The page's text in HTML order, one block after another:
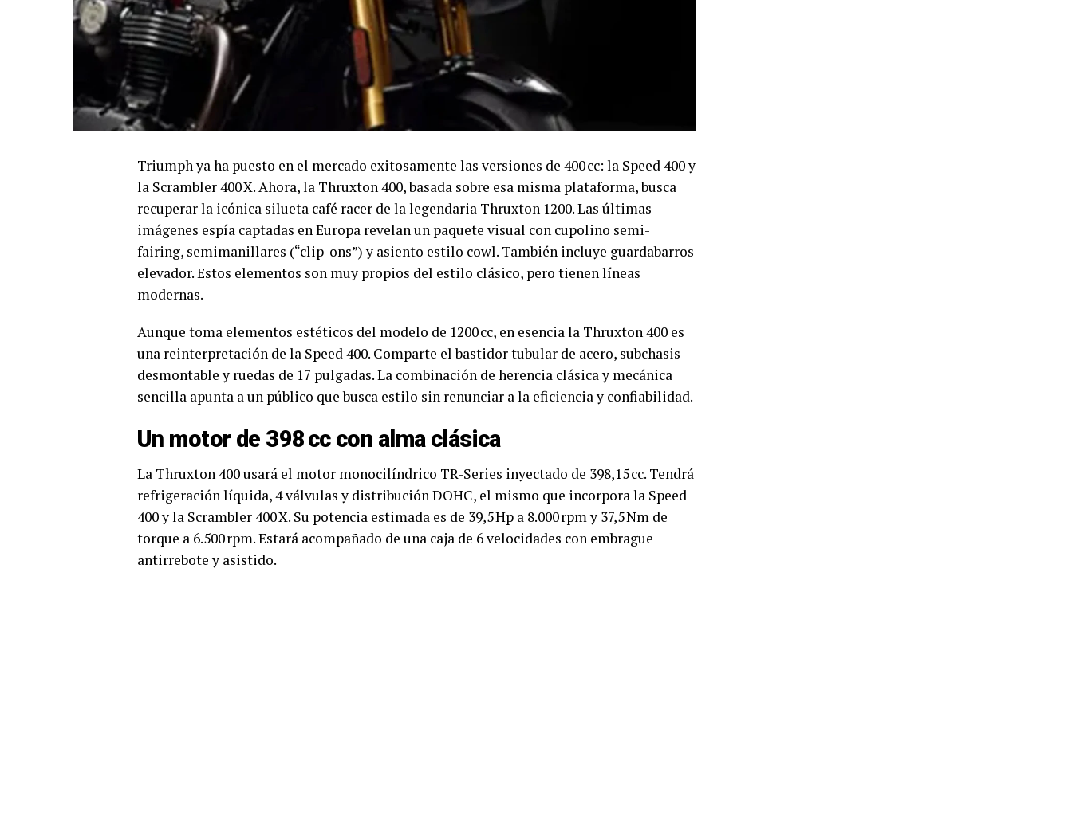
Triumph ya ha puesto en el mercado exitosamente las versiones de 400 cc: la Speed 400 y
la Scrambler 400 X. Ahora, la Thruxton 400, basada sobre esa misma plataforma, busca
recuperar la icónica silueta café racer de la legendaria Thruxton 1200. Las últimas
imágenes espía captadas en Europa revelan un paquete visual con cupolino semi-
fairing, semimanillares (“clip-ons”) y asiento estilo cowl. También incluye guardabarros
elevador. Estos elementos son muy propios del estilo clásico, pero tienen líneas
modernas.
Aunque toma elementos estéticos del modelo de 1200 cc, en esencia la Thruxton 400 es
una reinterpretación de la Speed 400. Comparte el bastidor tubular de acero, subchasis
desmontable y ruedas de 17 pulgadas. La combinación de herencia clásica y mecánica
sencilla apunta a un público que busca estilo sin renunciar a la eficiencia y confiabilidad.
Un motor de 398 cc con alma clásica
La Thruxton 400 usará el motor monocilíndrico TR-Series inyectado de 398,15 cc. Tendrá
refrigeración líquida, 4 válvulas y distribución DOHC, el mismo que incorpora la Speed
400 y la Scrambler 400 X. Su potencia estimada es de 39,5 Hp a 8.000 rpm y 37,5 Nm de
torque a 6.500 rpm. Estará acompañado de una caja de 6 velocidades con embrague
antirrebote y asistido.